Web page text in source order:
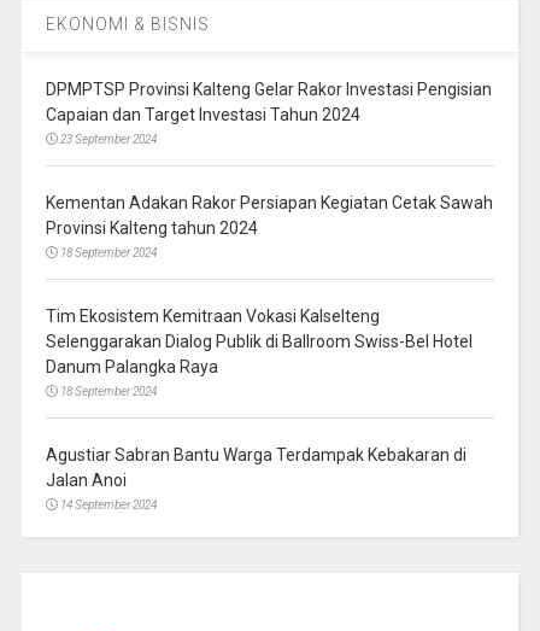
EKONOMI & BISNIS
DPMPTSP Provinsi Kalteng Gelar Rakor Investasi Pengisian
Capaian dan Target Investasi Tahun 2024
23 September 2024
Kementan Adakan Rakor Persiapan Kegiatan Cetak Sawah
Provinsi Kalteng tahun 2024
18 September 2024
Tim Ekosistem Kemitraan Vokasi Kalselteng
Selenggarakan Dialog Publik di Ballroom Swiss-Bel Hotel
Danum Palangka Raya
18 September 2024
Agustiar Sabran Bantu Warga Terdampak Kebakaran di
Jalan Anoi
14 September 2024